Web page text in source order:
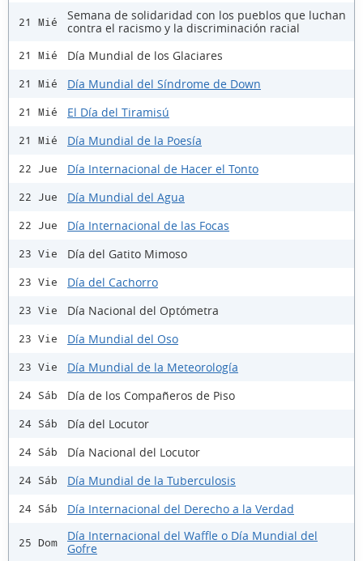
21 Mié
Semana de solidaridad con los pueblos que luchan
contra el racismo y la discriminación racial
21 Mié Día Mundial de los Glaciares
21 Mié Día Mundial del Síndrome de Down
21 Mié El Día del Tiramisú
21 Mié Día Mundial de la Poesía
22 Jue Día Internacional de Hacer el Tonto
22 Jue Día Mundial del Agua
22 Jue Día Internacional de las Focas
23 Vie Día del Gatito Mimoso
23 Vie Día del Cachorro
23 Vie Día Nacional del Optómetra
23 Vie Día Mundial del Oso
23 Vie Día Mundial de la Meteorología
24 Sáb Día de los Compañeros de Piso
24 Sáb Día del Locutor
24 Sáb Día Nacional del Locutor
24 Sáb Día Mundial de la Tuberculosis
24 Sáb Día Internacional del Derecho a la Verdad
25 Dom
Día Internacional del Waffle o Día Mundial del
Gofre